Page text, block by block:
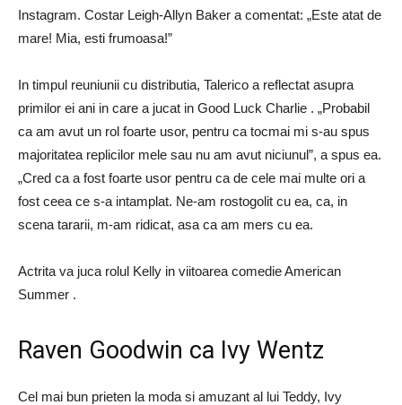
Instagram. Costar Leigh-Allyn Baker a comentat: „Este atat de
mare! Mia, esti frumoasa!”
In timpul reuniunii cu distributia, Talerico a reflectat asupra
primilor ei ani in care a jucat in Good Luck Charlie . „Probabil
ca am avut un rol foarte usor, pentru ca tocmai mi s-au spus
majoritatea replicilor mele sau nu am avut niciunul”, a spus ea.
„Cred ca a fost foarte usor pentru ca de cele mai multe ori a
fost ceea ce s-a intamplat. Ne-am rostogolit cu ea, ca, in
scena tararii, m-am ridicat, asa ca am mers cu ea.
Actrita va juca rolul Kelly in viitoarea comedie American
Summer .
Raven Goodwin ca Ivy Wentz
Cel mai bun prieten la moda si amuzant al lui Teddy, Ivy